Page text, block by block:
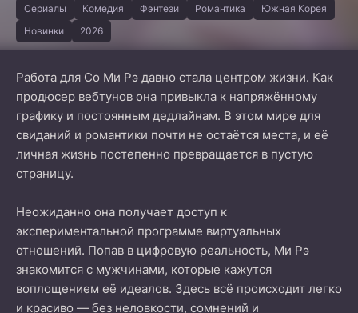
Сериалы
Комедия Фэнтези Романтика
Южная Корея
Новинки
2026
Работа для Со Ми Рэ давно стала центром жизни. Как
продюсер вебтунов она привыкла к напряжённому
графику и постоянным дедлайнам. В этом мире для
свиданий и романтики почти не остаётся места, и её
личная жизнь постепенно превращается в пустую
страницу.
Неожиданно она получает доступ к
экспериментальной программе виртуальных
отношений. Попав в цифровую реальность, Ми Рэ
знакомится с мужчинами, которые кажутся
воплощением её идеалов. Здесь всё происходит легко
и красиво — без неловкости, сомнений и